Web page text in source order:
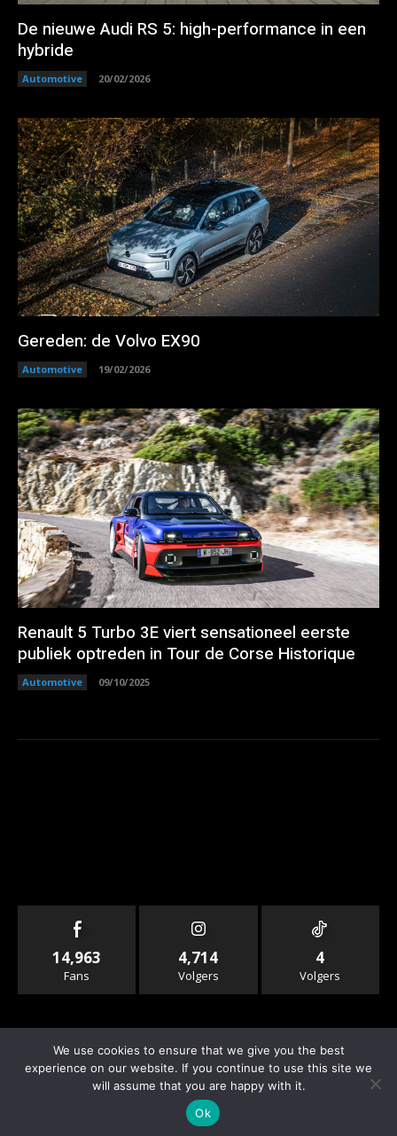
De nieuwe Audi RS 5: high-performance in een
hybride
Automotive 20/02/2026
Gereden: de Volvo EX90
Automotive 19/02/2026
Renault 5 Turbo 3E viert sensationeel eerste
publiek optreden in Tour de Corse Historique
Automotive 09/10/2025
14,963
Fans
4,714
Volgers
4
Volgers
Info & Contact
We use cookies to ensure that we give you the best
experience on our website. If you continue to use this site we
will assume that you are happy with it.
Ok